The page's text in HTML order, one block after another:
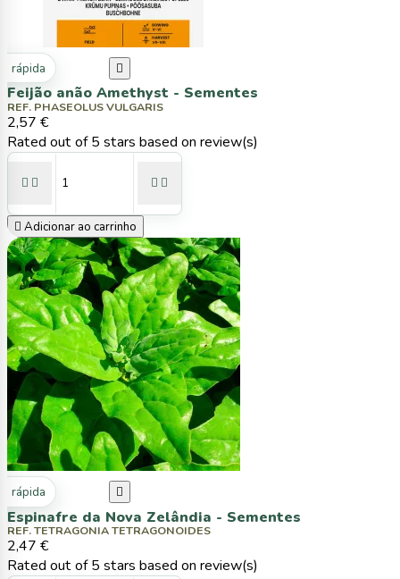
rápida 
Feijão anão Amethyst - Sementes
REF. PHASEOLUS VULGARIS
2,57 €
Rated out of 5 stars based on review(s)
   
 Adicionar ao carrinho
rápida 
Espinafre da Nova Zelândia - Sementes
REF. TETRAGONIA TETRAGONOIDES
2,47 €
Rated out of 5 stars based on review(s)